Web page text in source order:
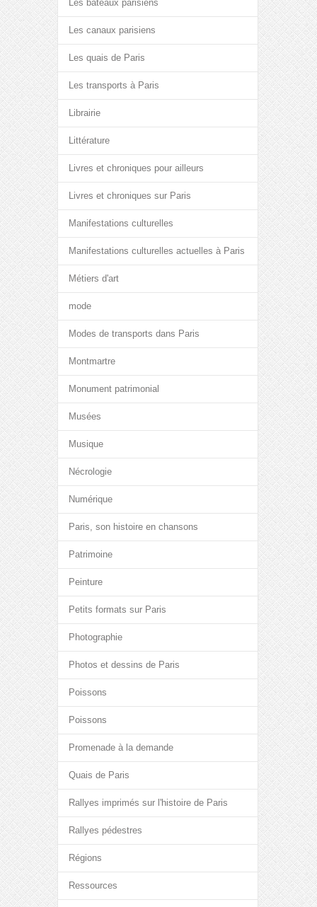
Les bateaux parisiens
Les canaux parisiens
Les quais de Paris
Les transports à Paris
Librairie
Littérature
Livres et chroniques pour ailleurs
Livres et chroniques sur Paris
Manifestations culturelles
Manifestations culturelles actuelles à Paris
Métiers d'art
mode
Modes de transports dans Paris
Montmartre
Monument patrimonial
Musées
Musique
Nécrologie
Numérique
Paris, son histoire en chansons
Patrimoine
Peinture
Petits formats sur Paris
Photographie
Photos et dessins de Paris
Poissons
Poissons
Promenade à la demande
Quais de Paris
Rallyes imprimés sur l'histoire de Paris
Rallyes pédestres
Régions
Ressources